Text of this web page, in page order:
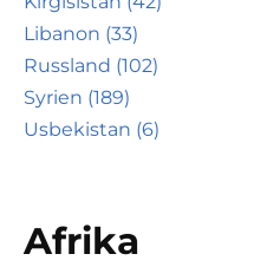
Libanon (33)
Russland (102)
Syrien (189)
Usbekistan (6)
Afrika